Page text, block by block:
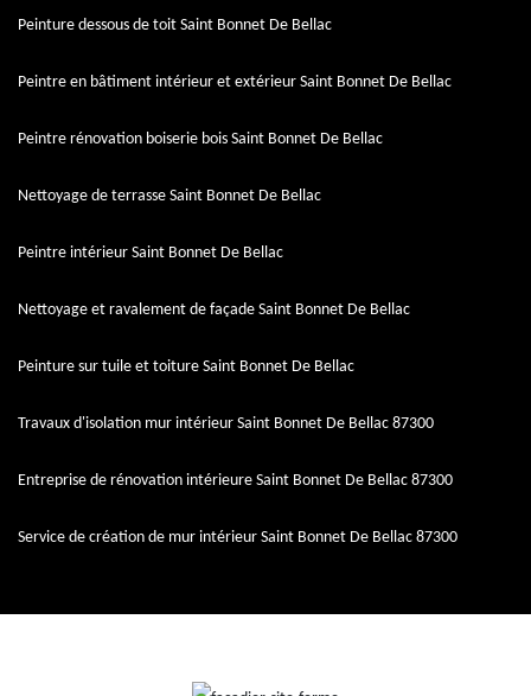
Peinture dessous de toit Saint Bonnet De Bellac
Peintre en bâtiment intérieur et extérieur Saint Bonnet De Bellac
Peintre rénovation boiserie bois Saint Bonnet De Bellac
Nettoyage de terrasse Saint Bonnet De Bellac
Peintre intérieur Saint Bonnet De Bellac
Nettoyage et ravalement de façade Saint Bonnet De Bellac
Peinture sur tuile et toiture Saint Bonnet De Bellac
Travaux d'isolation mur intérieur Saint Bonnet De Bellac 87300
Entreprise de rénovation intérieure Saint Bonnet De Bellac 87300
Service de création de mur intérieur Saint Bonnet De Bellac 87300